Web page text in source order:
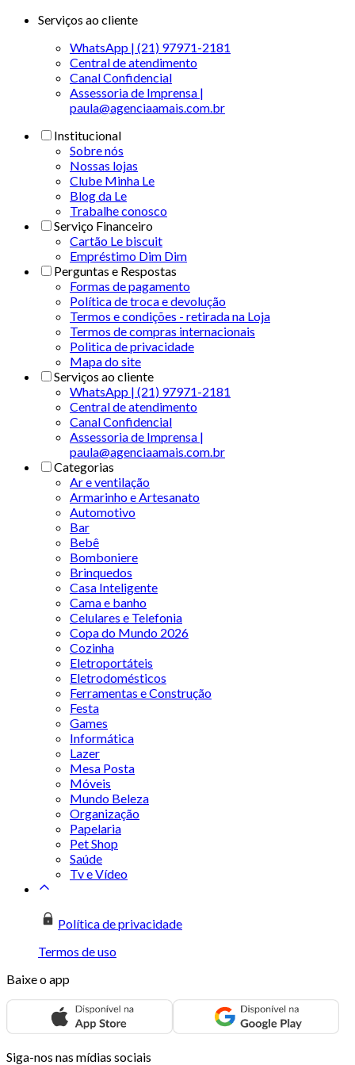
Serviços ao cliente
WhatsApp | (21) 97971-2181
Central de atendimento
Canal Confidencial
Assessoria de Imprensa |
paula@agenciaamais.com.br
Institucional
Sobre nós
Nossas lojas
Clube Minha Le
Blog da Le
Trabalhe conosco
Serviço Financeiro
Cartão Le biscuit
Empréstimo Dim Dim
Perguntas e Respostas
Formas de pagamento
Política de troca e devolução
Termos e condições - retirada na Loja
Termos de compras internacionais
Politica de privacidade
Mapa do site
Serviços ao cliente
WhatsApp | (21) 97971-2181
Central de atendimento
Canal Confidencial
Assessoria de Imprensa |
paula@agenciaamais.com.br
Categorias
Ar e ventilação
Armarinho e Artesanato
Automotivo
Bar
Bebê
Bomboniere
Brinquedos
Casa Inteligente
Cama e banho
Celulares e Telefonia
Copa do Mundo 2026
Cozinha
Eletroportáteis
Eletrodomésticos
Ferramentas e Construção
Festa
Games
Informática
Lazer
Mesa Posta
Móveis
Mundo Beleza
Organização
Papelaria
Pet Shop
Saúde
Tv e Vídeo
Política de privacidade
Termos de uso
Baixe o app
Siga-nos nas mídias sociais